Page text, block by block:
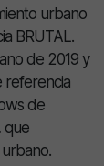
urbano
BRUTAL.
de 2019 y
referencia
de
que